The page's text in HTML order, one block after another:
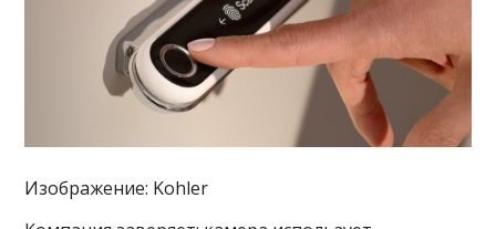
Изображение: Kohler